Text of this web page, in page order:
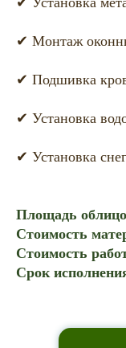
✔ Монтаж
✔ Подшивка
✔ Установка
✔ Установка
Площадь
Стоимость
Стоимость
Срок